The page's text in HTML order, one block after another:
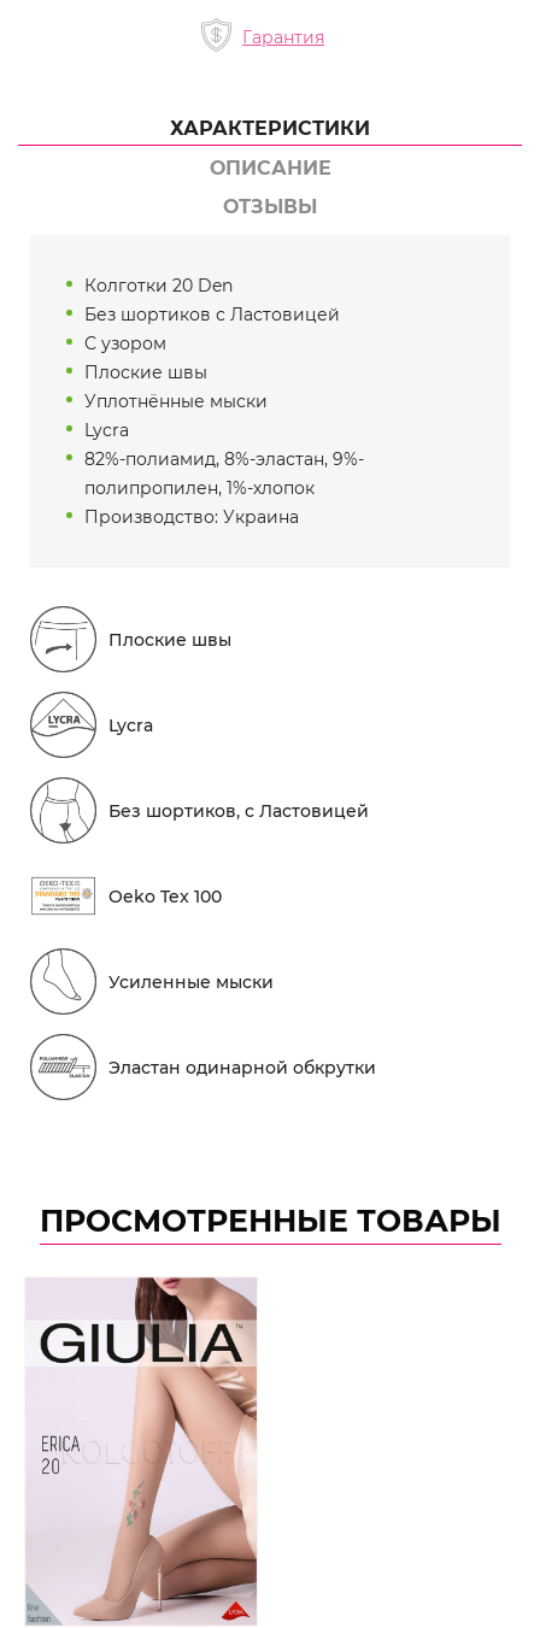
Гарантия
ХАРАКТЕРИСТИКИ
ОПИСАНИЕ
ОТЗЫВЫ
Колготки 20 Den
Без шортиков с Ластовицей
С узором
Плоские швы
Уплотнённые мыски
Lycra
82%-полиамид, 8%-эластан, 9%-
полипропилен, 1%-хлопок
Производство: Украина
Плоские швы
Lycra
Без шортиков, с Ластовицей
Oeko Tex 100
Усиленные мыски
Эластан одинарной обкрутки
ПРОСМОТРЕННЫЕ ТОВАРЫ